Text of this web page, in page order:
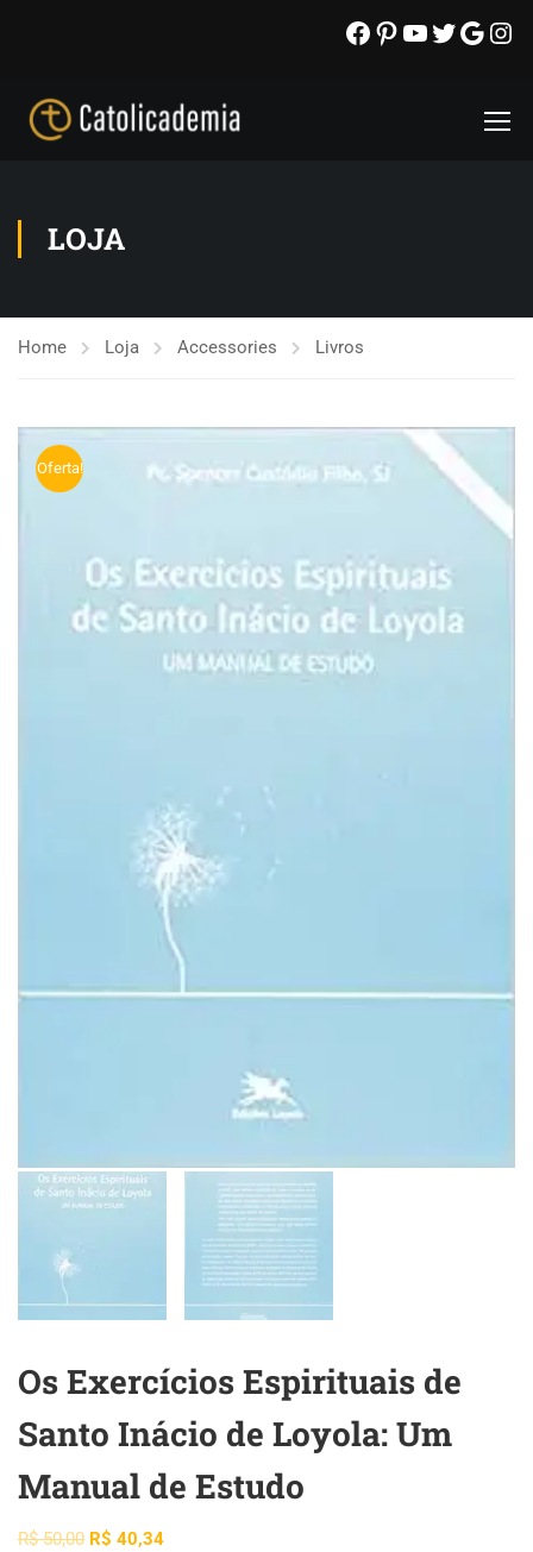
LOJA
Home Loja Accessories Livros
Oferta!
Os Exercícios Espirituais de
Santo Inácio de Loyola: Um
Manual de Estudo
R$50,00 R$ 40,34